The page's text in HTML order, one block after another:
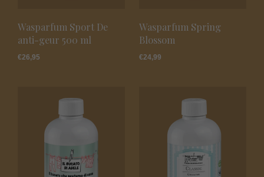
Wasparfum Sport De
anti-geur 500 ml
€26,95
Wasparfum Spring
Blossom
€24,99